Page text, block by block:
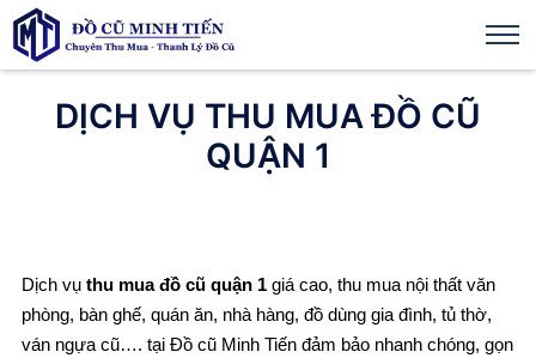
DỊCH VỤ THU MUA ĐỒ CŨ
QUẬN 1
Dịch vụ thu mua đồ cũ quận 1 giá cao, thu mua nội thất văn
phòng, bàn ghế, quán ăn, nhà hàng, đồ dùng gia đình, tủ thờ,
ván ngựa cũ…. tại Đồ cũ Minh Tiến đảm bảo nhanh chóng, gọn